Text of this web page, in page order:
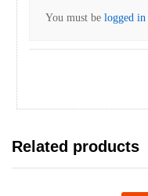
You must belogged in
Related products